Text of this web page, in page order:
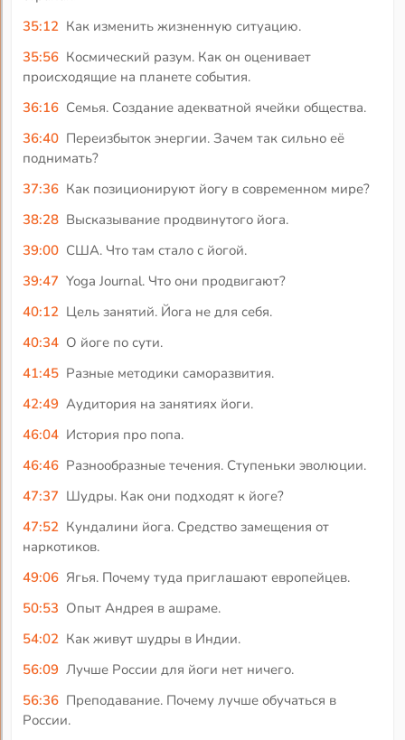
35:12 Как изменить жизненную ситуацию.
35:56 Космический разум. Как он оценивает
происходящие на планете события.
36:16 Семья. Создание адекватной ячейки общества.
36:40 Переизбыток энергии. Зачем так сильно её
поднимать?
37:36 Как позиционируют йогу в современном мире?
38:28 Высказывание продвинутого йога.
39:00 США. Что там стало с йогой.
39:47 Yoga Journal. Что они продвигают?
40:12 Цель занятий. Йога не для себя.
40:34 О йоге по сути.
41:45 Разные методики саморазвития.
42:49 Аудитория на занятиях йоги.
46:04 История про попа.
46:46 Разнообразные течения. Ступеньки эволюции.
47:37 Шудры. Как они подходят к йоге?
47:52 Кундалини йога. Средство замещения от
наркотиков.
49:06 Ягья. Почему туда приглашают европейцев.
50:53 Опыт Андрея в ашраме.
54:02 Как живут шудры в Индии.
56:09 Лучше России для йоги нет ничего.
56:36 Преподавание. Почему лучше обучаться в
России.